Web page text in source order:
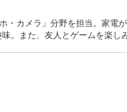
・カメラ」分野を担当。家電
。また、友人とゲームを楽し